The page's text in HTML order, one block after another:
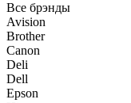
Все брэнды
Avision
Brother
Canon
Deli
Dell
Epson